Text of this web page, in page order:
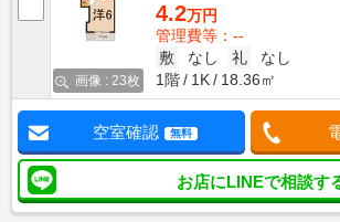
画像 : 23枚
4.2万円
管理費等：--
敷
なし 礼
なし
1階
1K 18.36㎡
空室確認 無料
お店にLINEで相談す